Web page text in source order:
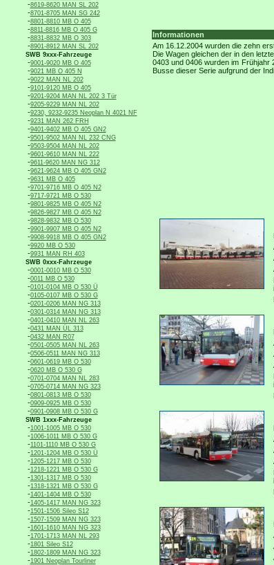
-8619-8620 MAN SL 202
-8701-8705 MAN SG 242
-8801-8810 MB O 405
-8811-8816 MB O 405 G
-8831-8832 MB O 303
-8901-8912 MAN SL 202
SWB 9xxx-Fahrzeuge
-9001-9020 MB O 405
-9021 MB O 405 N
-9022 MAN NL 202
-9101-9120 MB O 405
-9201-9204 MAN NL 202 3 Tür
-9205-9229 MAN NL 202
-9230, 9232-9235 Neoplan N 4021 NF
-9231 MAN 262 FRH
-9401-9402 MB O 405 GN2
-9501-9502 MAN NL 232 CNG
-9503-9504 MAN NL 202
-9601-9610 MAN NL 222
-9611-9620 MAN NG 312
-9621-9624 MB O 405 GN2
-9631 MB O 405
-9701-9716 MB O 405 N2
-9717-9721 MB O 530
-9801-9825 MB O 405 N2
-9826-9827 MB O 405 N2
-9828-9832 MB O 530
-9901-9907 MB O 405 N2
-9908-9918 MB O 405 GN2
-9920 MB O 530
-9931 MAN RH 403
SWB 0xxx-Fahrzeuge
-0001-0010 MB O 530
-0011 MB O 530
-0101-0104 MB O 530 Ü
-0105-0107 MB O 530 G
-0201-0206 MAN NG 313
-0301-0314 MAN NG 313
-0401-0410 MAN NL 263
-0431 MAN ÜL 313
-0432 MAN R07
-0501-0505 MAN NL 263
-0506-0511 MAN NG 313
-0601-0619 MB O 530
-0620 MB O 530 G
-0701-0704 MAN NL 283
-0705-0714 MAN NG 323
-0801-0813 MB O 530
-0909-0925 MB O 530
-0901-0908 MB O 530 G
SWB 1xxx-Fahrzeuge
-1001-1005 MB O 530
-1006-1011 MB O 530 G
-1101-1110 MB O 530 G
-1201-1204 MB O 530 Ü
-1205-1217 MB O 530
-1218-1221 MB O 530 G
-1301-1317 MB O 530
-1318-1321 MB O 530 G
-1401-1404 MB O 530
-1405-1417 MAN NG 323
-1501-1506 Sileo S12
-1507-1509 MAN NG 323
-1601-1610 MAN NG 323
-1701-1713 MAN NL 293
-1801 Sileo S12
-1802-1809 MAN NG 323
-1901 Neoplan Tourliner
Informationen
Am 16.12.2004 wurden die zehn
Die Wagen gleichen der in den
0403 und 0406 wurden im Frühjahr
Busse dieser Serie aufgrund der